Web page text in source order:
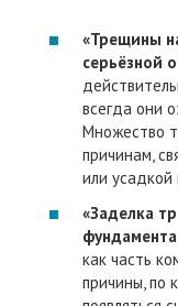
«Трещины
серьёзной
всегда они
Множество
причинам,
или усадкой
«Заделка
как часть
причины, по